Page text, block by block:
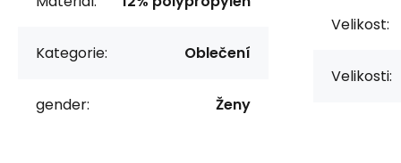
Kategorie: Oblečení
gender: Ženy
Velikost:
Velikosti: